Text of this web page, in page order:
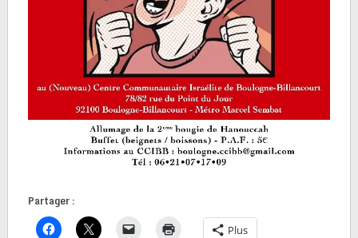
Partager :
Plus